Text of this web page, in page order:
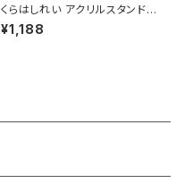
くらはしれい アクリルスタンドス
タンプ/BU
¥1,188